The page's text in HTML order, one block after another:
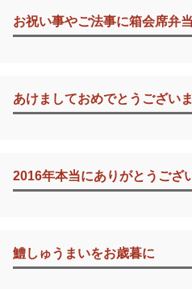
お祝い事やご法事に箱会席弁当
あけましておめでとうございま
2016年本当にありがとうござ
鱧しゅうまいをお歳暮に